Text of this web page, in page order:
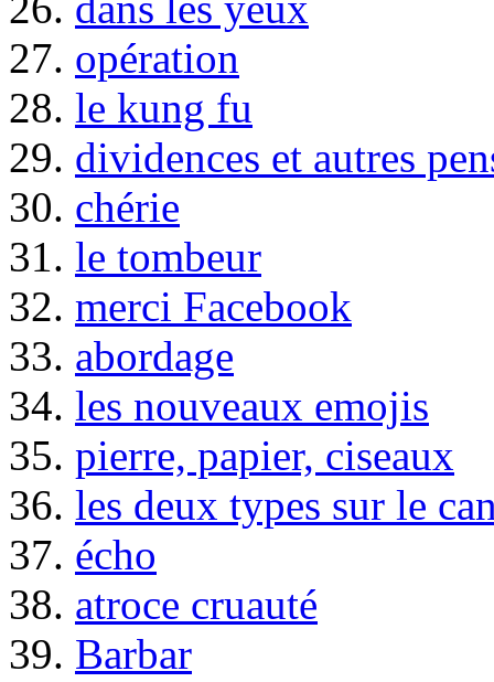
27. opération
28. le kung fu
29. dividences et autres
30. chérie
31. le tombeur
32. merci Facebook
33. abordage
34. les nouveaux emojis
35. pierre, papier, ciseaux
36. les deux types sur le
37. écho
38. atroce cruauté
39. Barbar